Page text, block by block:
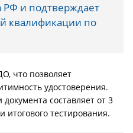
РФ и подтверждает
квалификации по
что позволяет
удостоверения.
составляет от 3
итогового тестирования.